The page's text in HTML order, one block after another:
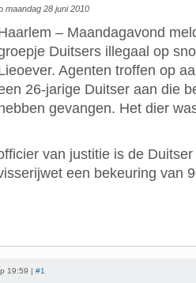
maandag 28 juni 2010
– Maandagavond
Duitsers illegaal op
Agenten troffen op
26-jarige Duitser aan die
hebben gevangen. Het dier
van justitie is de
een bekeuring van
19:59 | #1